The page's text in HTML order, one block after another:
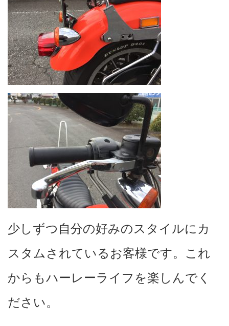
少しずつ自分の好みのスタイルにカ
スタムされているお客様です。これ
からもハーレーライフを楽しんでく
ださい。